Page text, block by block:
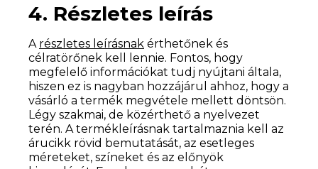
4. Részletes leírás
A részletes leírásnak érthetőnek és
célratörőnek kell lennie. Fontos, hogy
megfelelő információkat tudj nyújtani általa,
hiszen ez is nagyban hozzájárul ahhoz, hogy a
vásárló a termék megvétele mellett döntsön.
Légy szakmai, de közérthető a nyelvezet
terén. A termékleírásnak tartalmaznia kell az
árucikk rövid bemutatását, az esetleges
méreteket, színeket és az előnyök